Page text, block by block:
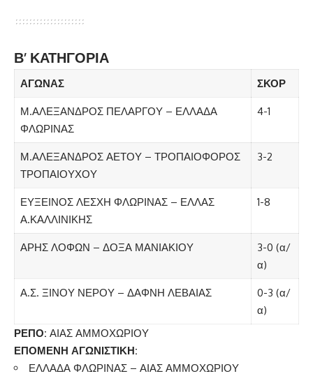
Β’ ΚΑΤΗΓΟΡΙΑ
ΑΓΩΝΑΣ ΣΚΟΡ
Μ.ΑΛΕΞΑΝΔΡΟΣ ΠΕΛΑΡΓΟΥ – ΕΛΛΑΔΑ
ΦΛΩΡΙΝΑΣ
4-1
Μ.ΑΛΕΞΑΝΔΡΟΣ ΑΕΤΟΥ – ΤΡΟΠΑΙΟΦΟΡΟΣ
ΤΡΟΠΑΙΟΥΧΟΥ
3-2
ΕΥΞΕΙΝΟΣ ΛΕΣΧΗ ΦΛΩΡΙΝΑΣ – ΕΛΛΑΣ
Α.ΚΑΛΛΙΝΙΚΗΣ
1-8
ΑΡΗΣ ΛΟΦΩΝ – ΔΟΞΑ ΜΑΝΙΑΚΙΟΥ
3-0 (α/
α)
Α.Σ. ΞΙΝΟΥ ΝΕΡΟΥ – ΔΑΦΝΗ ΛΕΒΑΙΑΣ
0-3 (α/
α)
ΡΕΠΟ: ΑΙΑΣ ΑΜΜΟΧΩΡΙΟΥ
ΕΠΟΜΕΝΗ ΑΓΩΝΙΣΤΙΚΗ:
ΕΛΛΑΔΑ ΦΛΩΡΙΝΑΣ – ΑΙΑΣ ΑΜΜΟΧΩΡΙΟΥ